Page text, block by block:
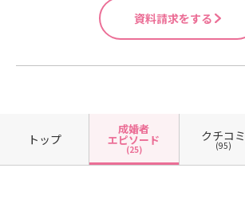
資料請求をする
トップ
成婚者
エピソード
(25)
クチコミ
(95)